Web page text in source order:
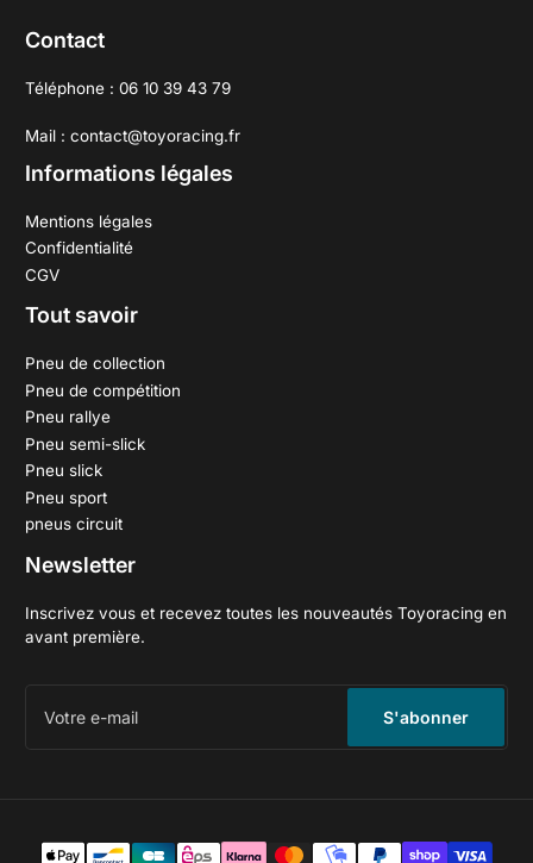
Contact
Téléphone : 06 10 39 43 79
Mail : contact@toyoracing.fr
Informations légales
Mentions légales
Confidentialité
CGV
Tout savoir
Pneu de collection
Pneu de compétition
Pneu rallye
Pneu semi-slick
Pneu slick
Pneu sport
pneus circuit
Newsletter
Inscrivez vous et recevez toutes les nouveautés Toyoracing en
avant première.
S'abonner
Méthodes